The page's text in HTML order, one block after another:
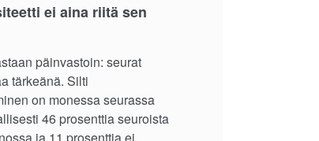
ei aina riitä sen
päinvastoin: seurat
tärkeänä. Silti
on monessa seurassa
46 prosenttia seuroista
ja 11 prosenttia ei